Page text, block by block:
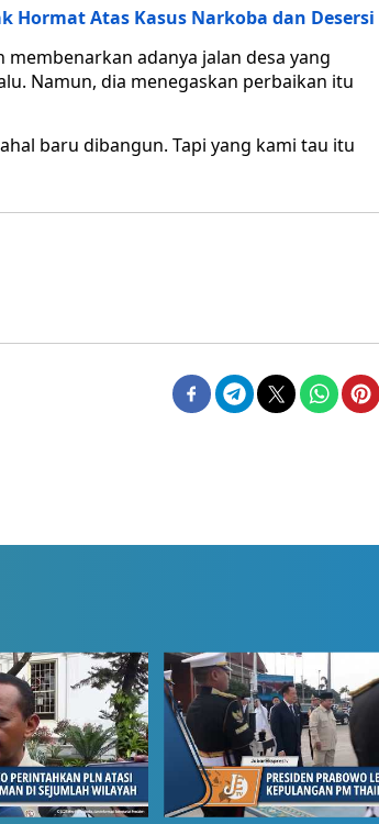
Hormat Atas Kasus Narkoba dan Desersi
membenarkan adanya jalan desa yang
Namun, dia menegaskan perbaikan itu
baru dibangun. Tapi yang kami tau itu